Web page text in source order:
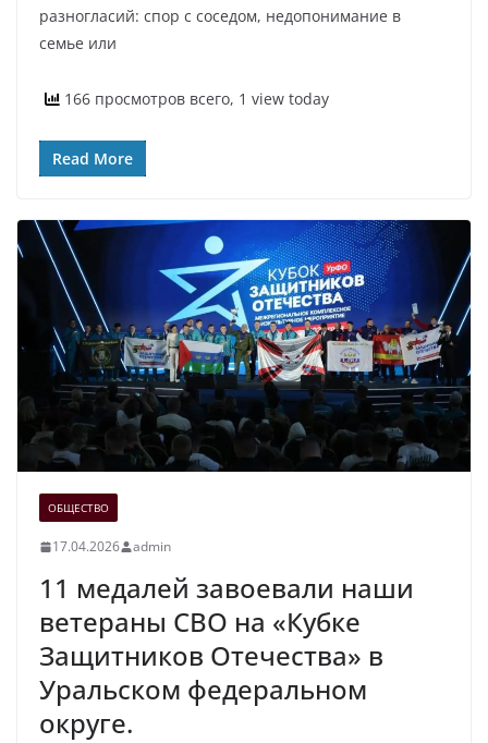
разногласий: спор с соседом, недопонимание в
семье или
166 просмотров всего, 1 view today
Read More
ОБЩЕСТВО
17.04.2026 admin
11 медалей завоевали наши
ветераны СВО на «Кубке
Защитников Отечества» в
Уральском федеральном
округе.